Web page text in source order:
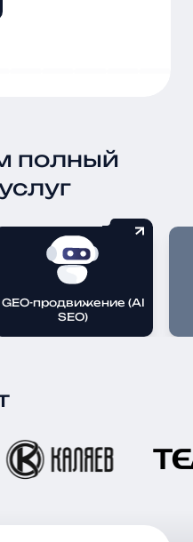
полный
GEO-продвижение (AI
SEO)